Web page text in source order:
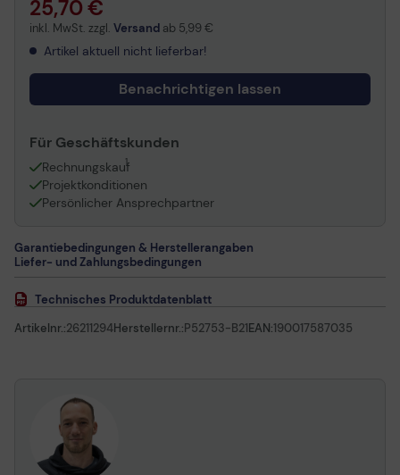
25,70 €
inkl. MwSt. zzgl. Versand ab 5,99 €
Artikel aktuell nicht lieferbar!
Benachrichtigen lassen
Für Geschäftskunden
Rechnungskauf
1
Projektkonditionen
Persönlicher Ansprechpartner
Garantiebedingungen & Herstellerangaben
Liefer- und Zahlungsbedingungen
Technisches Produktdatenblatt
Artikelnr.:26211294Herstellernr.:P52753-B21EAN:190017587035